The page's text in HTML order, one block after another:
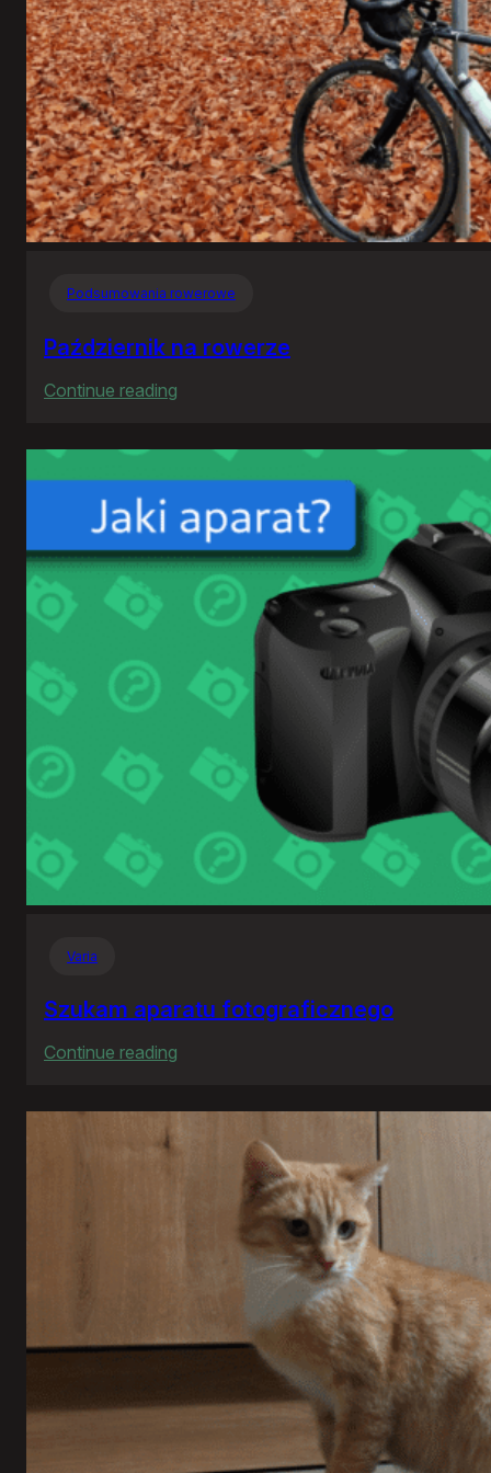
Podsumowania rowerowe
Październik na rowerze
Continue reading
na
rowerze
Varia
Szukam aparatu fotograficznego
Continue reading
aparatu
fotograficznego